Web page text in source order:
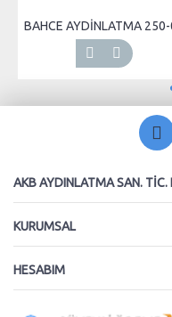
BAHCE AYDİNLATMA 250-
AKB AYDINLATMA SAN. TIC.
KURUMSAL
HESABIM